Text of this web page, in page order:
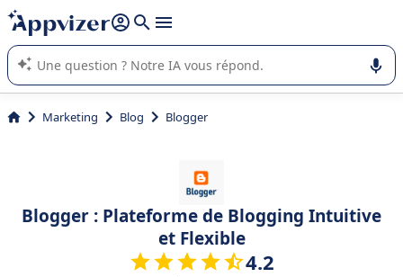
répondre (plusieurs lignes avec
L'IA de Appvizer vous guide dans l'utilisation ou la sélection de
logiciel SaaS en entreprise.
Marketing Blog Blogger
Blogger : Plateforme de Blogging Intuitive
et Flexible
4.2